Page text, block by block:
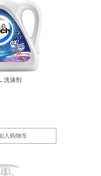
洗涤剂
入购物车